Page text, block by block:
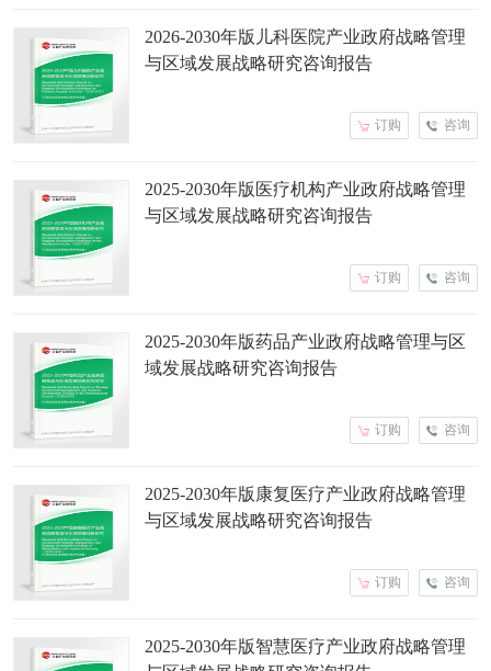
2026-2030年版儿科医院产业政府战略管理
与区域发展战略研究咨询报告
咨询
订购
2025-2030年版医疗机构产业政府战略管理
与区域发展战略研究咨询报告
咨询
订购
2025-2030年版药品产业政府战略管理与区
域发展战略研究咨询报告
咨询
订购
2025-2030年版康复医疗产业政府战略管理
与区域发展战略研究咨询报告
咨询
订购
2025-2030年版智慧医疗产业政府战略管理